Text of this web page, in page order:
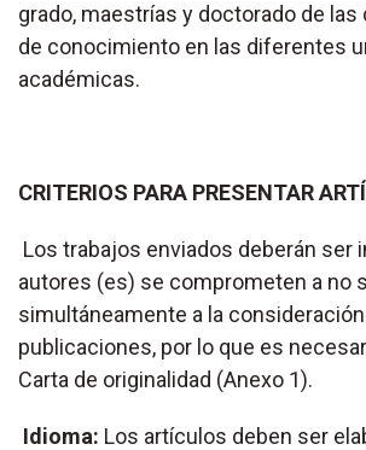
grado, maestrías y doctorado de
de conocimiento en las diferentes
académicas.
CRITERIOS PARA PRESENTAR
Los trabajos enviados deberán ser
autores (es) se comprometen a no
simultáneamente a la
publicaciones, por lo que es
Carta de originalidad (Anexo 1).
Idioma: Los artículos deben ser